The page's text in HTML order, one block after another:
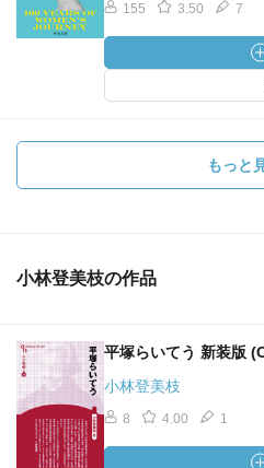
155 3.50 7
もっと
小林登美枝の作品
平塚らいてう 新装版
小林登美枝
8 4.00 1